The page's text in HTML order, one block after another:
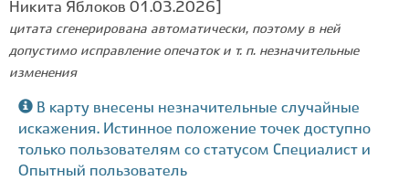
Никита Яблоков 01.03.2026]
цитата сгенерирована автоматически, поэтому в ней
допустимо исправление опечаток и т. п. незначительные
изменения
В карту внесены незначительные случайные
искажения. Истинное положение точек доступно
только пользователям со статусом Специалист и
Опытный пользователь